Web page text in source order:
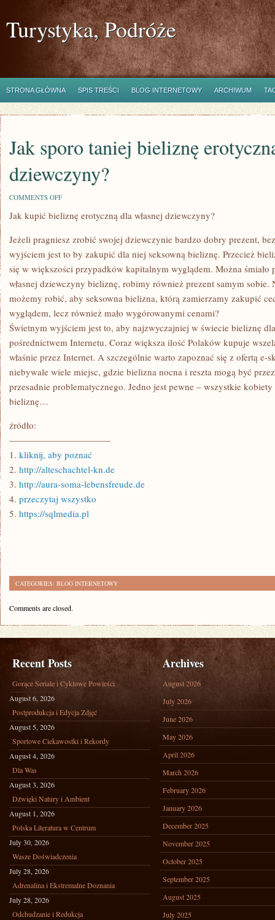
Turystyka, Podróże
STRONA GŁÓWNA SPIS TREŚCI BLOG INTERNETOWY ARCHIWUM
Jak sporo taniej bieliznę
dziewczyny?
COMMENTS OFFON
SPORO
TANIEJ
EROTYCZNĄ
DLA
WŁASNEJ
DZIEWCZYNY?
Jak kupić bieliznę erotyczną dla własnej dziewczyny?
Jeżeli pragniesz zrobić swojej dziewczynie bardzo dobry prezent,
wyjściem jest to by zakupić dla niej seksowną bieliznę. Przecież
się w większości przypadków kapitalnym wyglądem. Można śmiało
własnej dziewczyny bieliznę, robimy również prezent samym sobie.
możemy robić, aby seksowna bielizna, którą zamierzamy zakupić
wyglądem, lecz również mało wygórowanymi cenami?
Świetnym wyjściem jest to, aby najzwyczajniej w świecie bieliznę
pośrednictwem Internetu. Coraz większa ilość Polaków kupuje
właśnie przez Internet. A szczególnie warto zapoznać się z ofertą e-
niebywale wiele miejsc, gdzie bielizna nocna i reszta mogą być
przesadnie problematycznego. Jedno jest pewne – wszystkie
bieliznę…
źródło:
———————————
1. kliknij, aby poznać
2. http://alteschachtel-kn.de
3. http://aura-soma-lebensfreude.de
4. przeczytaj wszystko
5. https://sqlmedia.pl
CATEGORIES: BLOG INTERNETOWY
Comments are closed.
Recent Posts
Gorące Seriale i Cyklowe Powieści
August 6, 2026
Postprodukcja i Edycja Zdjęć
August 5, 2026
Sportowe Ciekawostki i Rekordy
August 4, 2026
Dla Was
August 3, 2026
Dźwięki Natury i Ambient
August 1, 2026
Polska Literatura w Centrum
July 30, 2026
Wasze Doświadczenia
July 28, 2026
Adrenalina i Ekstremalne Doznania
July 28, 2026
Odchudzanie i Redukcja
Archives
August 2026
July 2026
June 2026
May 2026
April 2026
March 2026
February 2026
January 2026
December 2025
November 2025
October 2025
September 2025
August 2025
July 2025